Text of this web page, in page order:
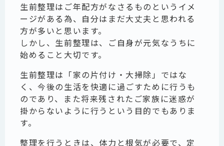
生前整理はご年配方がなさるものというイメ
ージがある為、自分はまだ大丈夫と思われる
方が多いと思います。
しかし、生前整理は、ご自身が元気なうちに
始めること大切です。
生前整理は「家の片付け・大掃除」ではな
く、今後の生活を快適に過ごすために行うも
のであり、また将来残されたご家族に迷惑が
掛からないように行うという目的でもありま
す。
整理を行うときは、体力と根気が必要で、定